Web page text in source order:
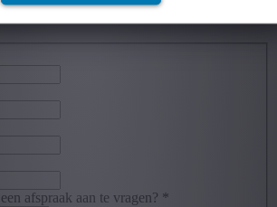
afspraak aan te vragen? *